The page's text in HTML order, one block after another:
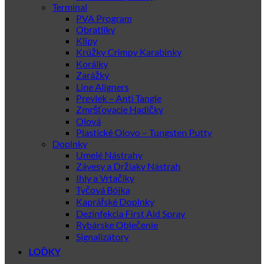
Terminal
PVA Program
Obratlíky
Klipy
Krúžky Crimpy Karabinky
Korálky
Zarážky
Line Aligners
Prevlek – Anti Tangle
Zmršťovacie Hadičky
Olová
Plastické Olovo – Tungsten Putty
Doplnky
Umelé Nástrahy
Závesy a Držiaky Nástrah
Ihly a Vrtačiky
Tyčová Bójka
Kaprářské Doplnky
Dezinfekcia First Aid Spray
Rybárske Oblečenie
Signalizátory
LOĎKY